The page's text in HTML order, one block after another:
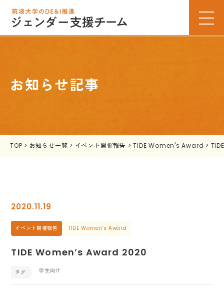
お知らせ記事
TOP > お知らせ一覧 > イベント開催報告 >TIDE Women's Award >
2020.11.19
イベント開催報告 TIDE Women's Award
TIDE Women’s Award 2020
学生向け